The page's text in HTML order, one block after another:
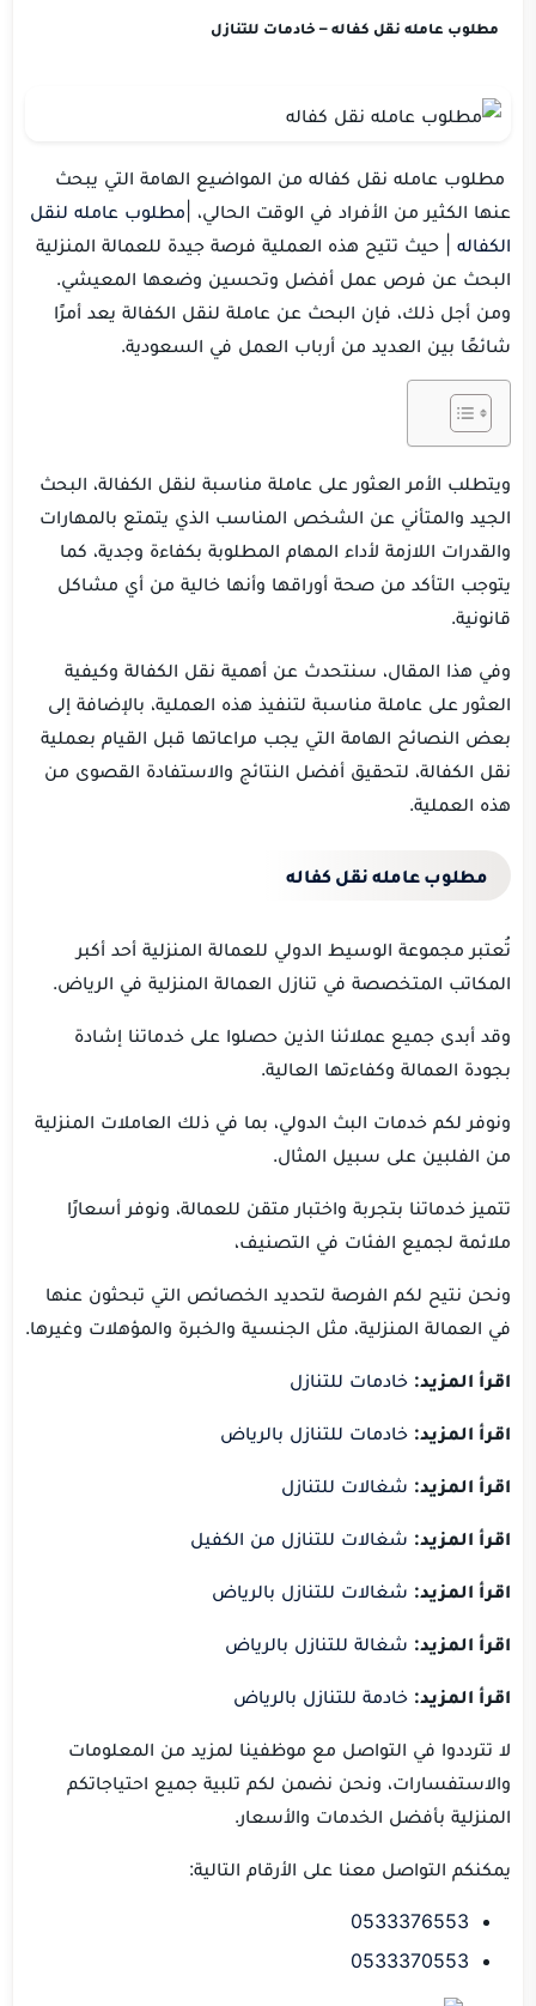
مطلوب عامله نقل كفاله – خادمات للتنازل
مطلوب عامله نقل كفاله من المواضيع الهامة التي يبحث
عنها الكثير من الأفراد في الوقت الحالي، | مطلوب عامله لنقل
الكفاله | حيث تتيح هذه العملية فرصة جيدة للعمالة المنزلية
البحث عن فرص عمل أفضل وتحسين وضعها المعيشي.
ومن أجل ذلك، فإن البحث عن عاملة لنقل الكفالة يعد أمرًا
شائعًا بين العديد من أرباب العمل في السعودية.
ويتطلب الأمر العثور على عاملة مناسبة لنقل الكفالة، البحث
الجيد والمتأني عن الشخص المناسب الذي يتمتع بالمهارات
والقدرات اللازمة لأداء المهام المطلوبة بكفاءة وجدية، كما
يتوجب التأكد من صحة أوراقها وأنها خالية من أي مشاكل
قانونية.
وفي هذا المقال، سنتحدث عن أهمية نقل الكفالة وكيفية
العثور على عاملة مناسبة لتنفيذ هذه العملية، بالإضافة إلى
بعض النصائح الهامة التي يجب مراعاتها قبل القيام بعملية
نقل الكفالة، لتحقيق أفضل النتائج والاستفادة القصوى من
هذه العملية.
مطلوب عامله نقل كفاله
تُعتبر مجموعة الوسيط الدولي للعمالة المنزلية أحد أكبر
المكاتب المتخصصة في تنازل العمالة المنزلية في الرياض.
وقد أبدى جميع عملائنا الذين حصلوا على خدماتنا إشادة
بجودة العمالة وكفاءتها العالية.
ونوفر لكم خدمات البث الدولي، بما في ذلك العاملات المنزلية
من الفلبين على سبيل المثال.
تتميز خدماتنا بتجربة واختبار متقن للعمالة، ونوفر أسعارًا
ملائمة لجميع الفئات في التصنيف،
ونحن نتيح لكم الفرصة لتحديد الخصائص التي تبحثون عنها
في العمالة المنزلية، مثل الجنسية والخبرة والمؤهلات وغيرها.
اقرأ المزيد: خادمات للتنازل
اقرأ المزيد: خادمات للتنازل بالرياض
اقرأ المزيد: شغالات للتنازل
اقرأ المزيد: شغالات للتنازل من الكفيل
اقرأ المزيد: شغالات للتنازل بالرياض
اقرأ المزيد: شغالة للتنازل بالرياض
اقرأ المزيد: خادمة للتنازل بالرياض
لا تترددوا في التواصل مع موظفينا لمزيد من المعلومات
والاستفسارات، ونحن نضمن لكم تلبية جميع احتياجاتكم
المنزلية بأفضل الخدمات والأسعار.
يمكنكم التواصل معنا على الأرقام التالية:
0533376553
0533370553